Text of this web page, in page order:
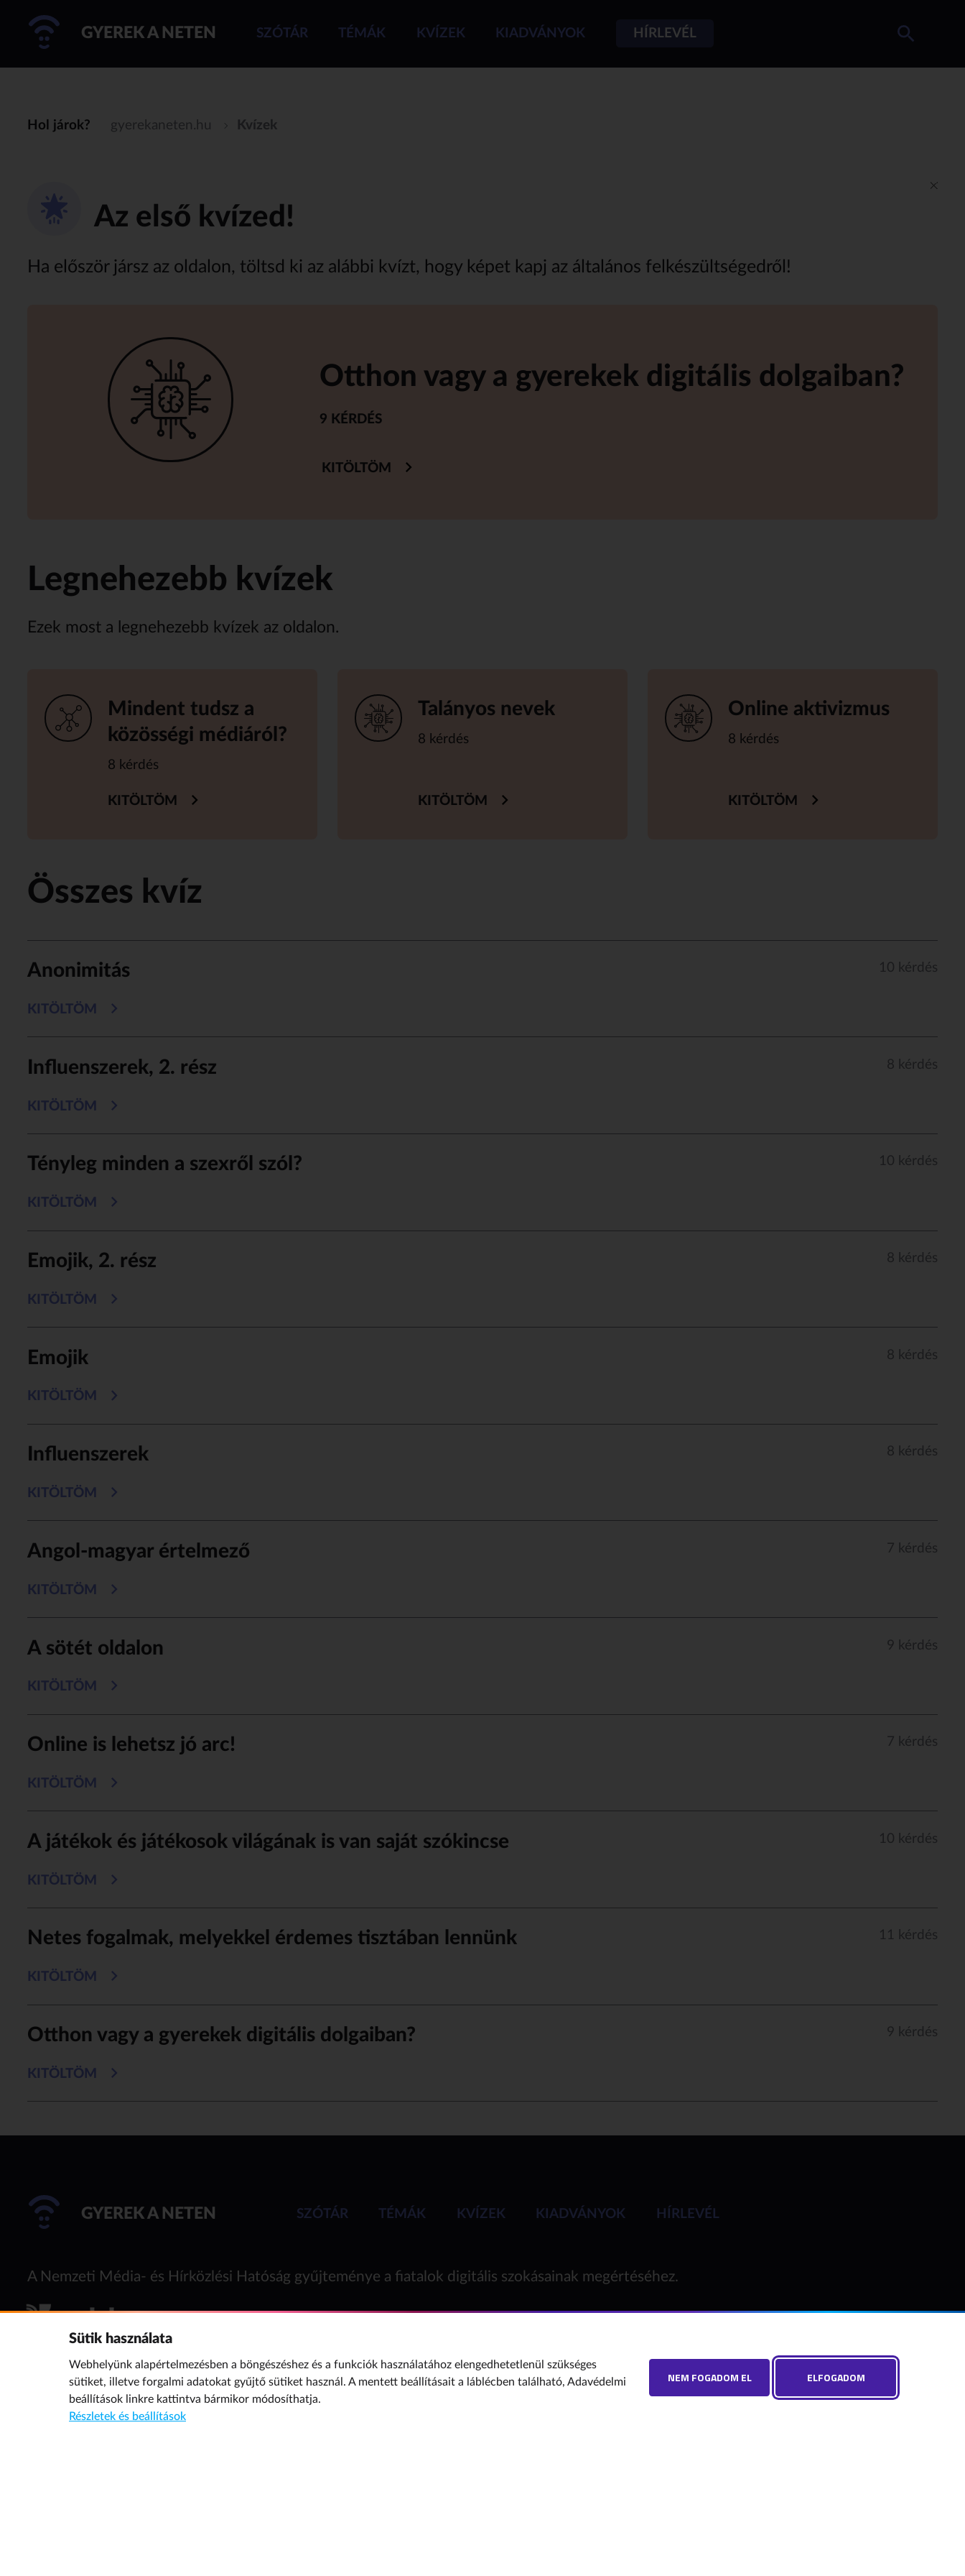
GYEREK A NETEN SZÓTÁR TÉMÁK KVÍZEK KIADVÁNYOK HÍRLEVÉL
Hol járok? gyerekaneten.hu Kvízek
Az első kvízed!
Ha először jársz az oldalon, töltsd ki az alábbi kvízt, hogy képet kapj az általános felkészültségedről!
Otthon vagy a gyerekek digitális dolgaiban?
9 KÉRDÉS
KITÖLTÖM
Legnehezebb kvízek
Ezek most a legnehezebb kvízek az oldalon.
Mindent tudsz a
közösségi médiáról?
8 kérdés
KITÖLTÖM
Talányos nevek
8 kérdés
KITÖLTÖM
Online aktivizmus
8 kérdés
KITÖLTÖM
Összes kvíz
Anonimitás 10 kérdés
KITÖLTÖM
Influenszerek, 2. rész 8 kérdés
KITÖLTÖM
Tényleg minden a szexről szól? 10 kérdés
KITÖLTÖM
Emojik, 2. rész 8 kérdés
KITÖLTÖM
Emojik 8 kérdés
KITÖLTÖM
Influenszerek 8 kérdés
KITÖLTÖM
Angol-magyar értelmező 7 kérdés
KITÖLTÖM
A sötét oldalon 9 kérdés
KITÖLTÖM
Online is lehetsz jó arc! 7 kérdés
KITÖLTÖM
A játékok és játékosok világának is van saját szókincse 10 kérdés
KITÖLTÖM
Netes fogalmak, melyekkel érdemes tisztában lennünk 11 kérdés
KITÖLTÖM
Otthon vagy a gyerekek digitális dolgaiban? 9 kérdés
KITÖLTÖM
GYEREK A NETEN SZÓTÁR TÉMÁK KVÍZEK KIADVÁNYOK HÍRLEVÉL
A Nemzeti Média- és Hírközlési Hatóság gyűjteménye a fiatalok digitális szokásainak megértéséhez.
Sütik használata
Webhelyünk alapértelmezésben a böngészéshez és a funkciók használatához elengedhetetlenül szükséges
sütiket, illetve forgalmi adatokat gyűjtő sütiket használ. A mentett beállításait a láblécben található, Adavédelmi
beállítások linkre kattintva bármikor módosíthatja.
Részletek és beállítások
NEM FOGADOM EL ELFOGADOM